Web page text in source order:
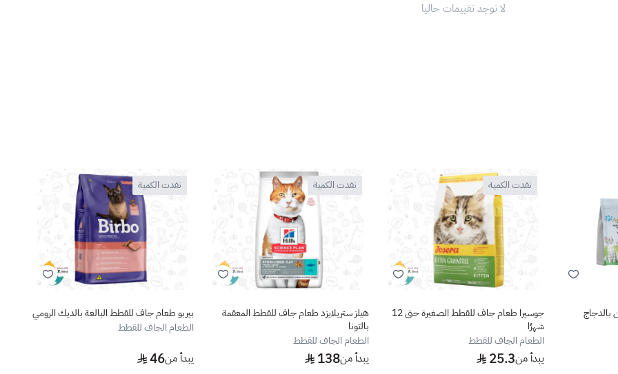
لا توجد تقييمات حاليا
بالدجاج
نفدت الكمية
جوسيرا طعام جاف للقطط الصغيرة حتى 12
شهرًا
الطعام الجاف للقطط
يبدأ من25.3
نفدت الكمية
هيلز ستريلايزد طعام جاف للقطط المعقمة
بالتونا
الطعام الجاف للقطط
يبدأ من138
نفدت الكمية
بيربو طعام جاف للقطط البالغة بالديك الرومي
الطعام الجاف للقطط
يبدأ من46